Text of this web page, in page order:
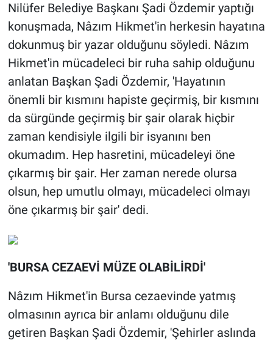
Nilüfer Belediye Başkanı Şadi Özdemir yaptığı
konuşmada, Nâzım Hikmet'in herkesin hayatına
dokunmuş bir yazar olduğunu söyledi. Nâzım
Hikmet'in mücadeleci bir ruha sahip olduğunu
anlatan Başkan Şadi Özdemir, 'Hayatının
önemli bir kısmını hapiste geçirmiş, bir kısmını
da sürgünde geçirmiş bir şair olarak hiçbir
zaman kendisiyle ilgili bir isyanını ben
okumadım. Hep hasretini, mücadeleyi öne
çıkarmış bir şair. Her zaman nerede olursa
olsun, hep umutlu olmayı, mücadeleci olmayı
öne çıkarmış bir şair' dedi.
'BURSA CEZAEVİ MÜZE OLABİLİRDİ'
Nâzım Hikmet'in Bursa cezaevinde yatmış
olmasının ayrıca bir anlamı olduğunu dile
getiren Başkan Şadi Özdemir, 'Şehirler aslında